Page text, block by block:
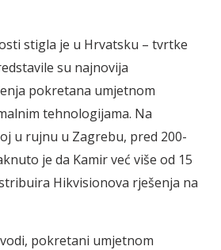
stigla je u Hrvatsku – tvrtke
su najnovija
pokretana umjetnom
tehnologijama. Na
u rujnu u Zagrebu, pred 200-
je da Kamir već više od 15
Hikvisionova rješenja na
pokretani umjetnom